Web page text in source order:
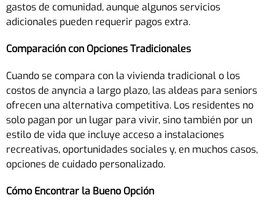
gastos de comunidad, aunque algunos servicios
adicionales pueden requerir pagos extra.
Comparación con Opciones Tradicionales
Cuando se compara con la vivienda tradicional o los
costos de anyncia a largo plazo, las aldeas para seniors
ofrecen una alternativa competitiva. Los residentes no
solo pagan por un lugar para vivir, sino también por un
estilo de vida que incluye acceso a instalaciones
recreativas, oportunidades sociales y, en muchos casos,
opciones de cuidado personalizado.
Cómo Encontrar la Bueno Opción